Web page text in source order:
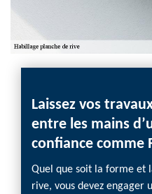
Laissez vos
entre les mains
confiance comme
Quel que soit la forme et
rive, vous devez engager